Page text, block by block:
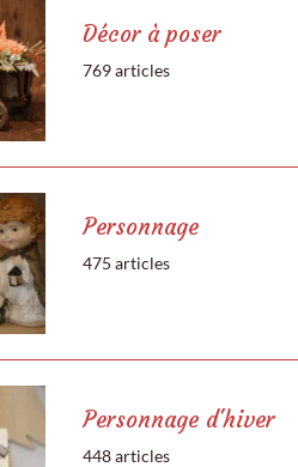
Décor à poser
769 articles
Personnage
475 articles
Personnage d'hiver
448 articles